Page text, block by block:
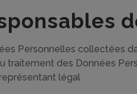
Personnelles collectées
traitement des Données
légal